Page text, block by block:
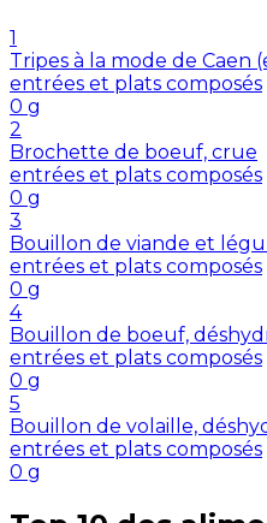
1
Tripes à la mode de
entrées et plats composés
0 g
2
Brochette de boeuf, crue
entrées et plats composés
0 g
3
Bouillon de viande et
entrées et plats composés
0 g
4
Bouillon de boeuf,
entrées et plats composés
0 g
5
Bouillon de volaille,
entrées et plats composés
0 g